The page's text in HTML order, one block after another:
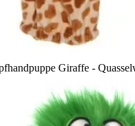
Giraffe -